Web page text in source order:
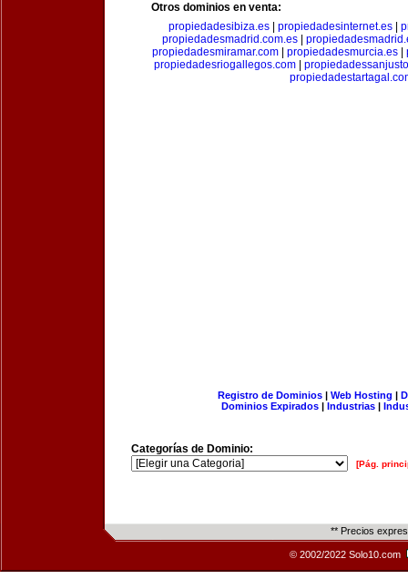
Otros dominios en venta:
propiedadesibiza.es
propiedadesinternet.es
propiedadesmadrid.com.es
propiedadesmiramar.com
propiedadesmurcia.es
propiedadesriogallegos.com|
Registro de Dominios| Web Hosting |
Dominios Expirados | Industrias |
Categorías de Dominio:
[Pág.
** Precios
© 2002/2022 Solo10.com